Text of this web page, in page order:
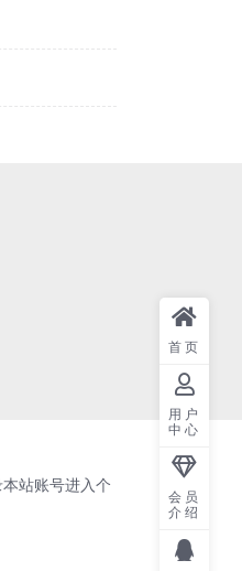
站账号进入个
首页
用户
中心
会员
介绍